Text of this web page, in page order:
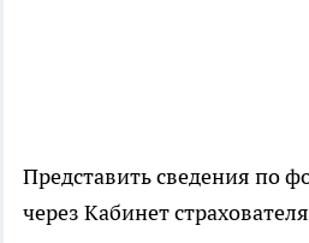
Представить сведения по
через Кабинет